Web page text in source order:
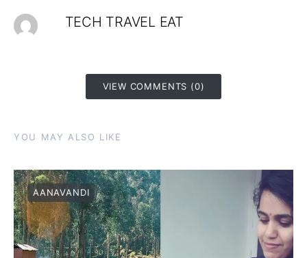
TECH TRAVEL EAT
VIEW COMMENTS (0)
YOU MAY ALSO LIKE
AANAVANDI